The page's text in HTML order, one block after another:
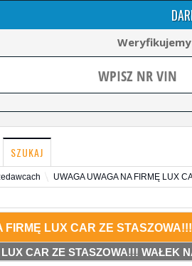
SZUKAJ
UWAGA UWAGA NA FIRMĘ LUX
FIRMĘ LUX CAR ZE
CAR ZE STASZOWA!!! WAŁEK